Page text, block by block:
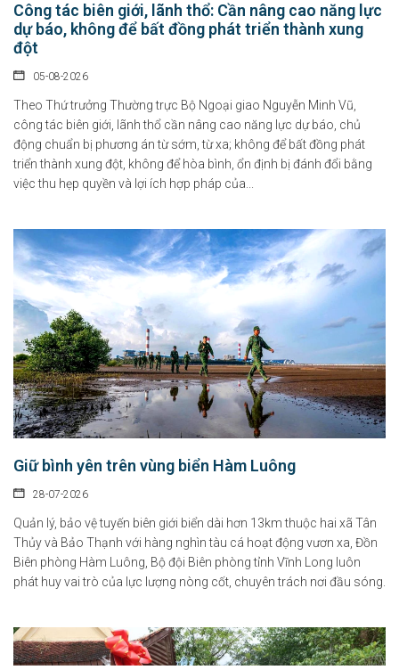
Công tác biên giới, lãnh thổ: Cần nâng cao năng lực
dự báo, không để bất đồng phát triển thành xung
đột
05-08-2026
Theo Thứ trưởng Thường trực Bộ Ngoại giao Nguyễn Minh Vũ,
công tác biên giới, lãnh thổ cần nâng cao năng lực dự báo, chủ
động chuẩn bị phương án từ sớm, từ xa; không để bất đồng phát
triển thành xung đột, không để hòa bình, ổn định bị đánh đổi bằng
việc thu hẹp quyền và lợi ích hợp pháp của...
Giữ bình yên trên vùng biển Hàm Luông
28-07-2026
Quản lý, bảo vệ tuyến biên giới biển dài hơn 13km thuộc hai xã Tân
Thủy và Bảo Thạnh với hàng nghìn tàu cá hoạt động vươn xa, Đồn
Biên phòng Hàm Luông, Bộ đội Biên phòng tỉnh Vĩnh Long luôn
phát huy vai trò của lực lượng nòng cốt, chuyên trách nơi đầu sóng.